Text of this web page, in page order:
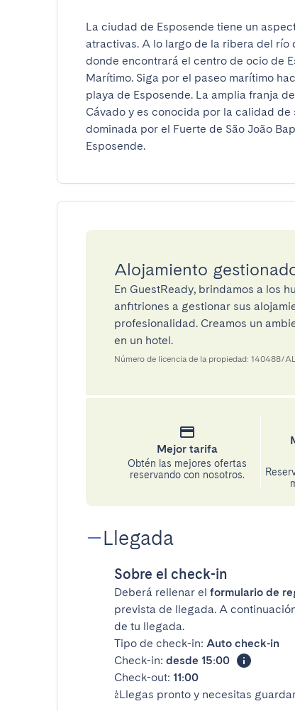
La ciudad de Esposende tiene un
atractivas. A lo largo de la ribera del
donde encontrará el centro de ocio de
Marítimo. Siga por el paseo marítimo
playa de Esposende. La amplia franja
Cávado y es conocida por la calidad de
dominada por el Fuerte de São João
Esposende.
Alojamiento
En GuestReady, brindamos a los
anfitriones a gestionar sus
profesionalidad. Creamos un
en un hotel.
Número de licencia de la propiedad: 140488/AL
Mejor tarifa
Obtén las mejores ofertas
reservando con nosotros.
Llegada
Sobre el check-in
Deberá rellenar el formulario de
prevista de llegada. A
de tu llegada.
Tipo de check-in: Auto check-in
Check-in: desde 15:00
Check-out: 11:00
¿Llegas pronto y necesitas